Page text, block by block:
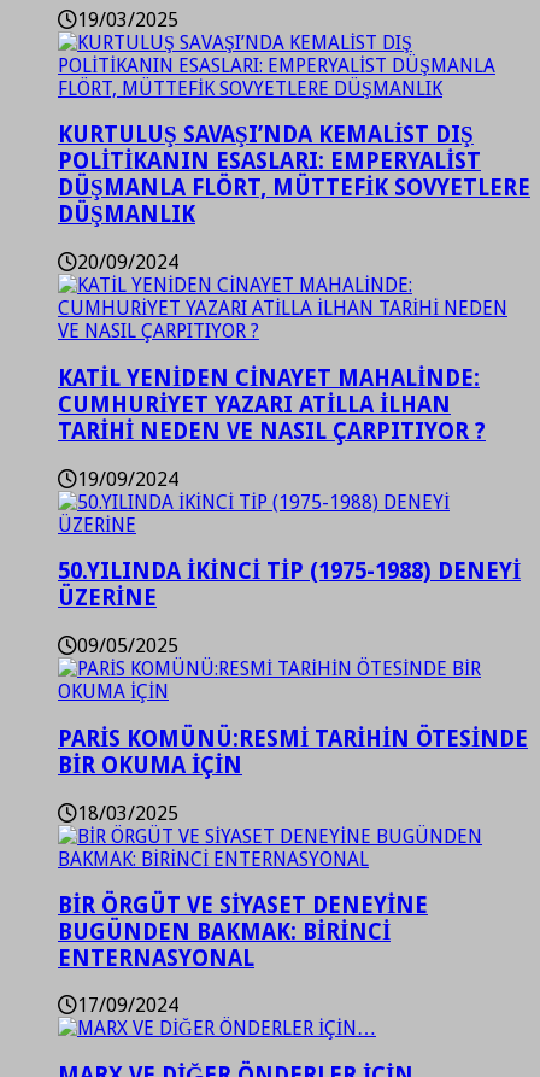
19/03/2025
KURTULUŞ SAVAŞI’NDA KEMALİST DIŞ
POLİTİKANIN ESASLARI: EMPERYALİST
DÜŞMANLA FLÖRT, MÜTTEFİK SOVYETLERE
DÜŞMANLIK
20/09/2024
KATİL YENİDEN CİNAYET MAHALİNDE:
CUMHURİYET YAZARI ATİLLA İLHAN
TARİHİ NEDEN VE NASIL ÇARPITIYOR ?
19/09/2024
50.YILINDA İKİNCİ TİP (1975-1988) DENEYİ
ÜZERİNE
09/05/2025
PARİS KOMÜNÜ:RESMİ TARİHİN ÖTESİNDE
BİR OKUMA İÇİN
18/03/2025
BİR ÖRGÜT VE SİYASET DENEYİNE
BUGÜNDEN BAKMAK: BİRİNCİ
ENTERNASYONAL
17/09/2024